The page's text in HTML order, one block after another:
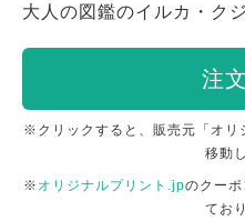
大人の図鑑のイルカ・ク
注
※クリックすると、販売元「オリ
移動
※ オリジナルプリント.jpのクー
てお